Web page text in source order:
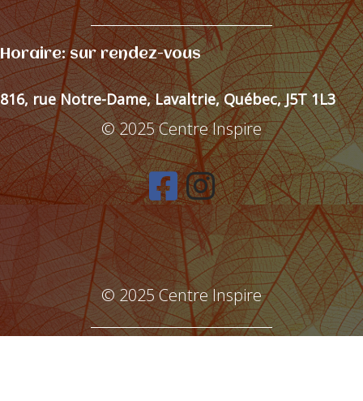
Horaire: sur rendez-vous
816, rue Notre-Dame, Lavaltrie, Québec, J5T 1L3
© 2025 Centre Inspire
© 2025 Centre Inspire